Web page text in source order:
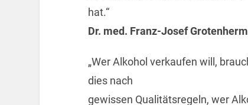
hat.“
Dr. med. Franz-Josef
„Wer Alkohol verkaufen will,
dies nach
gewissen Qualitätsregeln, wer